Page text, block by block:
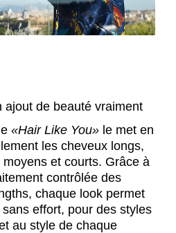
ajout de beauté vraiment
«Hair Like You» le met en
les cheveux longs,
et courts. Grâce à
contrôlée des
chaque look permet
effort, pour des styles
au style de chaque